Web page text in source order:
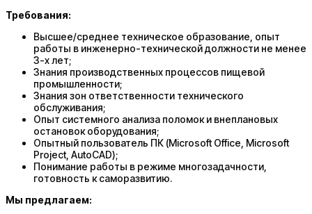
Требования:
Высшее/среднее техническое образование, опыт
работы в инженерно-технической должности не менее
3-х лет;
Знания производственных процессов пищевой
промышленности;
Знания зон ответственности технического
обслуживания;
Опыт системного анализа поломок и внеплановых
остановок оборудования;
Опытный пользователь ПК (Microsoft Office, Microsoft
Project, AutoCAD);
Понимание работы в режиме многозадачности,
готовность к саморазвитию.
Мы предлагаем: